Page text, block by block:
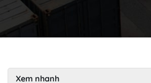
Xem nhanh